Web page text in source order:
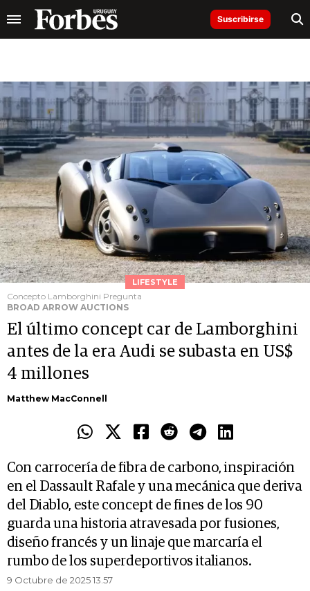
Suscribirse
LIFESTYLE
Concepto Lamborghini Pregunta
BROAD ARROW AUCTIONS
El último concept car de Lamborghini
antes de la era Audi se subasta en US$
4 millones
Matthew MacConnell
Con carrocería de fibra de carbono, inspiración
en el Dassault Rafale y una mecánica que deriva
del Diablo, este concept de fines de los 90
guarda una historia atravesada por fusiones,
diseño francés y un linaje que marcaría el
rumbo de los superdeportivos italianos.
9 Octubre de 2025 13.57